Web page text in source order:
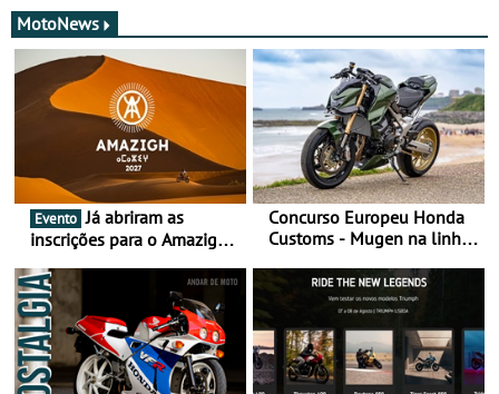
MotoNews
Evento Já abriram as
inscrições para o Amazigh
Marrocos, de 23 abril a 1
maio - The ultimate
experience in Morocco
Concurso Europeu Honda
Customs - Mugen na linha
ganhar